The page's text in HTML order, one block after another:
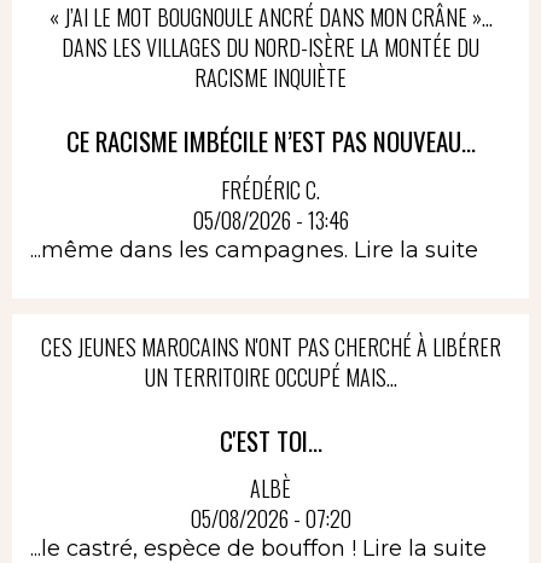
« J’AI LE MOT BOUGNOULE ANCRÉ DANS MON CRÂNE »…
DANS LES VILLAGES DU NORD-ISÈRE LA MONTÉE DU
RACISME INQUIÈTE
CE RACISME IMBÉCILE N’EST PAS NOUVEAU...
FRÉDÉRIC C.
05/08/2026 - 13:46
...même dans les campagnes. Lire la suite
CES JEUNES MAROCAINS N'ONT PAS CHERCHÉ À LIBÉRER
UN TERRITOIRE OCCUPÉ MAIS...
C'EST TOI...
ALBÈ
05/08/2026 - 07:20
...le castré, espèce de bouffon ! Lire la suite